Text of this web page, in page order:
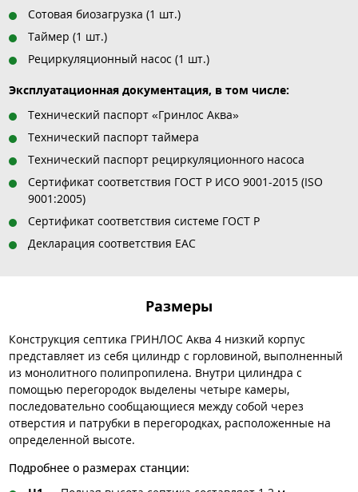
Сотовая биозагрузка (1 шт.)
Таймер (1 шт.)
Рециркуляционный насос (1 шт.)
Эксплуатационная документация, в том числе:
Технический паспорт «Гринлос Аква»
Технический паспорт таймера
Технический паспорт рециркуляционного насоса
Сертификат соответствия ГОСТ Р ИСО 9001-2015 (ISO
9001:2005)
Сертификат соответствия системе ГОСТ Р
Декларация соответствия EAC
Размеры
Конструкция септика ГРИНЛОС Аква 4 низкий корпус
представляет из себя цилиндр с горловиной, выполненный
из монолитного полипропилена. Внутри цилиндра с
помощью перегородок выделены четыре камеры,
последовательно сообщающиеся между собой через
отверстия и патрубки в перегородках, расположенные на
определенной высоте.
Подробнее о размерах станции: